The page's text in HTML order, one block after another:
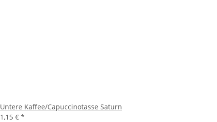
Untere Kaffee/Capuccinotasse Saturn
1,15 € *